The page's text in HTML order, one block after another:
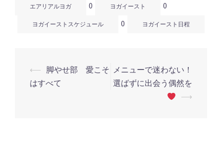
エアリアルヨガ 0 ヨガイースト 0
ヨガイーストスケジュール 0 ヨガイースト日程
投
稿
⟵ 脚やせ部 愛こそ
はすべて
メニューで迷わない！
選ばずに出会う偶然を
⟶